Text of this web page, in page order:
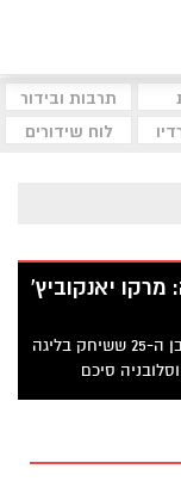
תרבות ובידור
לוח שידורים
יאנקוביץ'
קשר נבחרת מונטנגרו בן ה-25 ששיחק בליגה
סיכם